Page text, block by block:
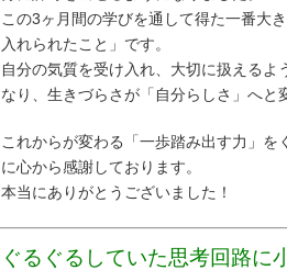
この3ヶ月間の学びを通して得た一番大
入れられたこと」です。
自分の気質を受け入れ、大切に扱える
なり、生きづらさが「自分らしさ」へと
これからが変わる「一歩踏み出す力」
に心から感謝しております。
本当にありがとうございました！
ぐるぐるしていた思考回路に